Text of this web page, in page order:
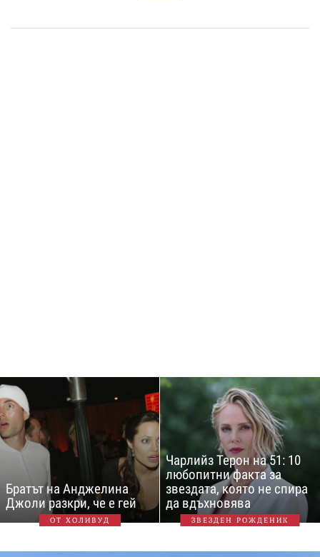
Братът на Анджелина
Джоли разкри, че е гей
ОТ ХОЛИВУД
Чарлийз Терон на 51: 10
любопитни факта за
звездата, която не спира
да вдъхновява
ЗВЕЗДЕН РОЖДЕНИК